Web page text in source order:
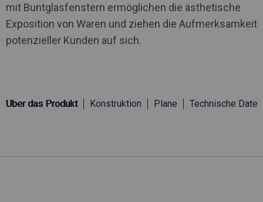
mit Buntglasfenstern ermöglichen die ästhetische
Exposition von Waren und ziehen die Aufmerksamkeit
potenzieller Kunden auf sich.
Über das Produkt Konstruktion Plane Technische Daten